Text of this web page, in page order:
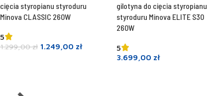
cięcia styropianu styroduru
Minova CLASSIC 260W
5
1.299,00zł 1.249,00 zł
gilotyna do cięcia styropianu
styroduru Minova ELITE S30
260W
5
3.699,00 zł